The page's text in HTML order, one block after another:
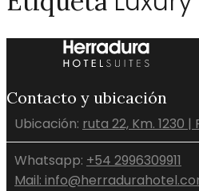
Contacto y ubicación
Ubicación: ruta 22, Km. 1230
Whatsapp: +54 2996309911
Mail: